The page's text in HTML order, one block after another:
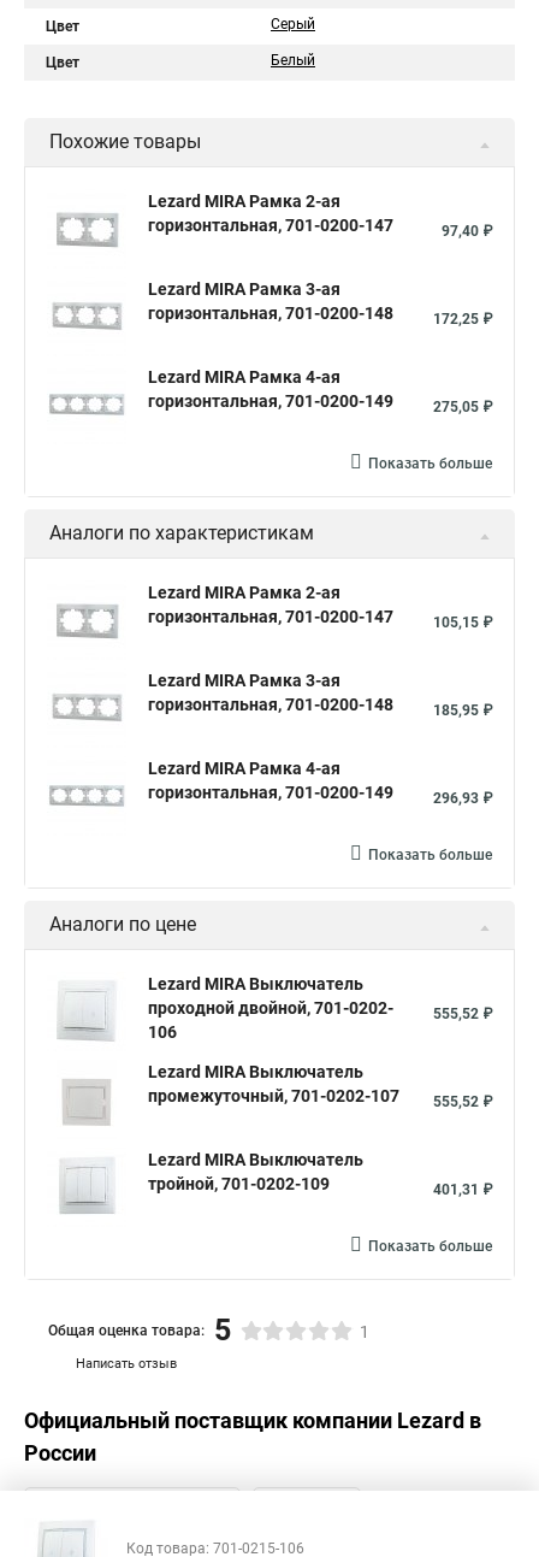
Цвет Серый
Цвет Белый
Похожие товары
Lezard MIRA Рамка 2-ая
горизонтальная, 701-0200-147
97,40 ₽
Lezard MIRA Рамка 3-ая
горизонтальная, 701-0200-148
172,25 ₽
Lezard MIRA Рамка 4-ая
горизонтальная, 701-0200-149
275,05 ₽
Показать больше
Аналоги по характеристикам
Lezard MIRA Рамка 2-ая
горизонтальная, 701-0200-147
105,15 ₽
Lezard MIRA Рамка 3-ая
горизонтальная, 701-0200-148
185,95 ₽
Lezard MIRA Рамка 4-ая
горизонтальная, 701-0200-149
296,93 ₽
Показать больше
Аналоги по цене
Lezard MIRA Выключатель
проходной двойной, 701-0202-
106
555,52 ₽
Lezard MIRA Выключатель
промежуточный, 701-0202-107
555,52 ₽
Lezard MIRA Выключатель
тройной, 701-0202-109
401,31 ₽
Показать больше
Написать отзыв
Общая оценка товара: 5 1
Официальный поставщик компании Lezard в
России
Код товара: 701-0215-106